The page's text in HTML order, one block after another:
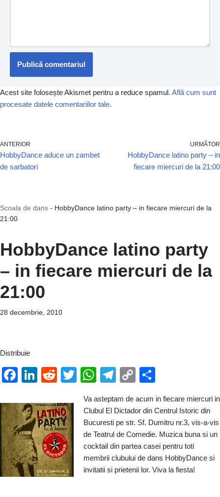
Acest site folosește Akismet pentru a reduce spamul. Află cum sunt
procesate datele comentariilor tale.
ANTERIOR
HobbyDance aduce un zambet
de sarbatori
URMĂTOR
HobbyDance latino party – in
fiecare miercuri de la 21:00
Scoala de dans - HobbyDance latino party – in fiecare miercuri de la
21:00
HobbyDance latino party
– in fiecare miercuri de la
21:00
28 decembrie, 2010
Distribuie
F
c
e
b
o
o
Li
k
e
dI
n
R
d
di
t
T
tt
er
W
at
s
A
p
p
T
e
gr
a
m
C
p
y
Li
n
k
ta
je
a
z
ă
Va asteptam de acum in fiecare miercuri in
Clubul El Dictador din Centrul Istoric din
Bucuresti pe str. Sf. Dumitru nr.3, vis-a-vis
de Teatrul de Comedie. Muzica buna si un
cocktail din partea casei pentru toti
membrii clubului de dans HobbyDance si
invitatii si prietenii lor. Viva la fiesta!